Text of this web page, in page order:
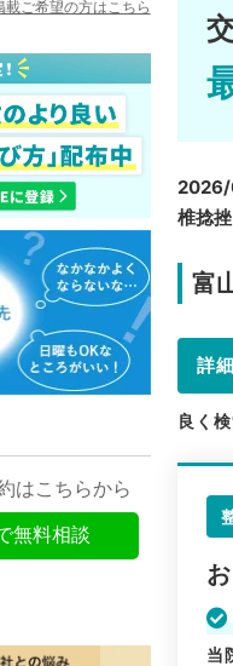
載ご希望の方はこちら
はこちらから
無料相談
椎捻
富
詳
良く
当